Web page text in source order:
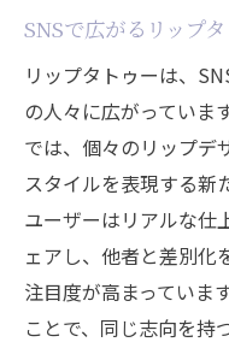
SNSで広がるリップ
リップタトゥーは、
の人々に広がっていま
では、個々のリップデ
スタイルを表現する新
ユーザーはリアルな仕
ェアし、他者と差別化
注目度が高まっていま
ことで、同じ志向を持